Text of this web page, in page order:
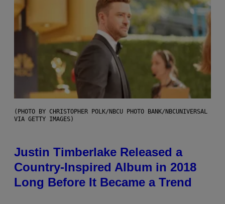
(PHOTO BY CHRISTOPHER POLK/NBCU PHOTO BANK/NBCUNIVERSAL
VIA GETTY IMAGES)
Justin Timberlake Released a
Country-Inspired Album in 2018
Long Before It Became a Trend